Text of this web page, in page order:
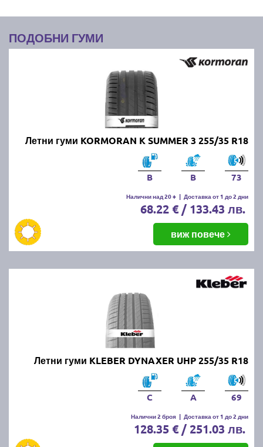
ПОДОБНИ ГУМИ
Летни гуми KORMORAN K SUMMER 3 255/35 R18
B B 73
Налични над 20 + | Доставка от 1 до 2 дни
68.22 € / 133.43 лв.
виж повече
Летни гуми KLEBER DYNAXER UHP 255/35 R18
C A 69
Налични 2 броя | Доставка от 1 до 2 дни
128.35 € / 251.03 лв.